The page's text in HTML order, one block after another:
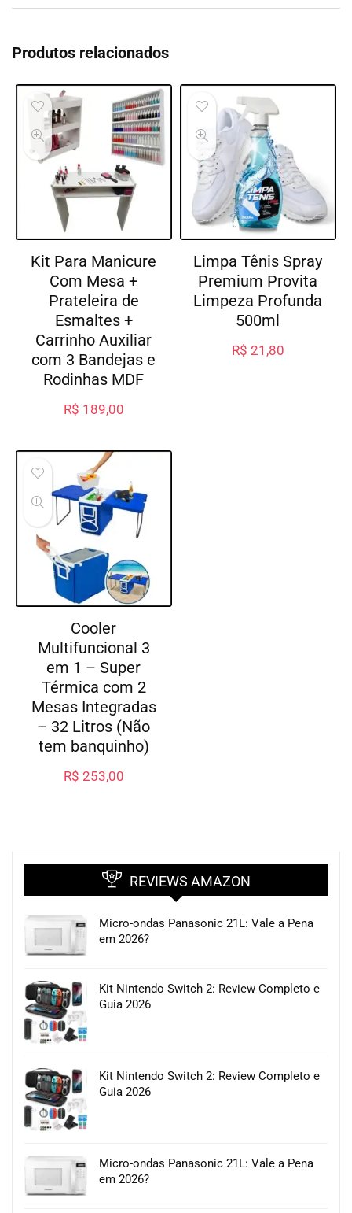
Produtos relacionados
Kit Para Manicure
Com Mesa +
Prateleira de
Esmaltes +
Carrinho Auxiliar
com 3 Bandejas e
Rodinhas MDF
R$ 189,00
Limpa Tênis Spray
Premium Provita
Limpeza Profunda
500ml
R$ 21,80
Cooler
Multifuncional 3
em 1 – Super
Térmica com 2
Mesas Integradas
– 32 Litros (Não
tem banquinho)
R$ 253,00
REVIEWS AMAZON
Micro-ondas Panasonic 21L: Vale a Pena
em 2026?
Kit Nintendo Switch 2: Review Completo e
Guia 2026
Kit Nintendo Switch 2: Review Completo e
Guia 2026
Micro-ondas Panasonic 21L: Vale a Pena
em 2026?